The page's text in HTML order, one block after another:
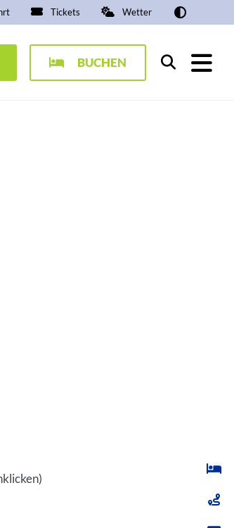
Tickets Wetter
BUCHEN Suchen